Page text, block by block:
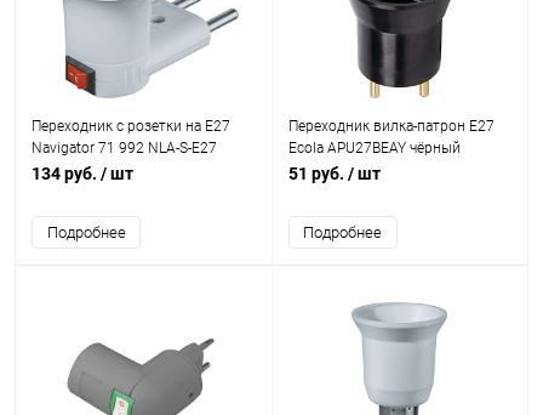
Переходник с розетки на E27
Navigator 71 992 NLA-S-E27
134 руб. / шт
Подробнее
Переходник вилка-патрон E27
Ecola APU27BEAY чёрный
421544
51 руб. / шт
Подробнее